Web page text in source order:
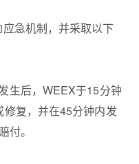
急机制，并采取以下
生后，WEEX于15分钟
复，并在45分钟内发
付。